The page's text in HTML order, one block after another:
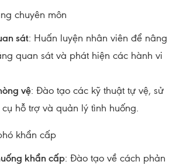
chuyên môn
sát: Huấn luyện nhân viên để nâng
quan sát và phát hiện các hành vi
vệ: Đào tạo các kỹ thuật tự vệ, sử
hỗ trợ và quản lý tình huống.
khẩn cấp
khẩn cấp: Đào tạo về cách phản